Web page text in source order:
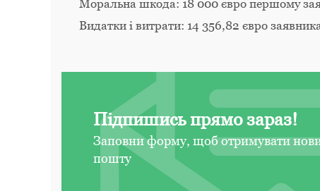
Моральна шкода: 18 000 євро першому
Видатки і витрати: 14 356,82 євро
Підпишись прямо зараз!
Заповни форму, щоб отримувати
пошту